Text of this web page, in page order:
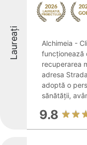
Laureați
Alchimeia -
funcționează
recuperarea
adresa
adoptă o
sănătății,
9.8